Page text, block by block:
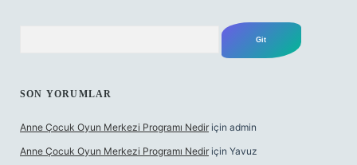
SON YORUMLAR
Anne Çocuk Oyun Merkezi Programı Nedir için admin
Anne Çocuk Oyun Merkezi Programı Nedir için Yavuz